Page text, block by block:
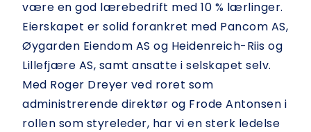
være en god lærebedrift med 10 % lærlinger.
Eierskapet er solid forankret med Pancom AS,
Øygarden Eiendom AS og Heidenreich-Riis og
Lillefjære AS, samt ansatte i selskapet selv.
Med Roger Dreyer ved roret som
administrerende direktør og Frode Antonsen i
rollen som styreleder, har vi en sterk ledelse